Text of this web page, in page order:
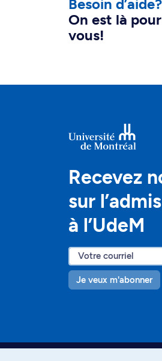
Besoin d’aide?
On est là pour
vous!
Recevez
sur
à l’UdeM
Je veux m'abonner